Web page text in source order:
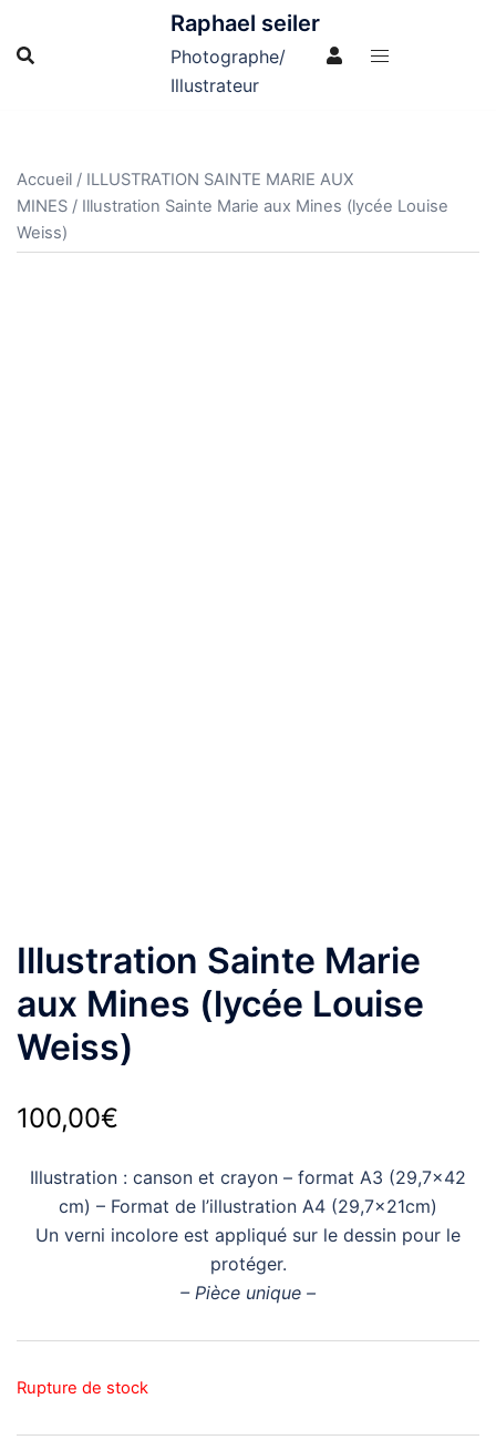
contenu
Raphael seiler
Photographe/
Illustrateur
Accueil / ILLUSTRATION SAINTE MARIE AUX
MINES / Illustration Sainte Marie aux Mines (lycée Louise
Weiss)
Illustration Sainte Marie
aux Mines (lycée Louise
Weiss)
100,00€
Illustration : canson et crayon – format A3 (29,7×42
cm) – Format de l’illustration A4 (29,7x21cm)
Un verni incolore est appliqué sur le dessin pour le
protéger.
– Pièce unique –
Rupture de stock